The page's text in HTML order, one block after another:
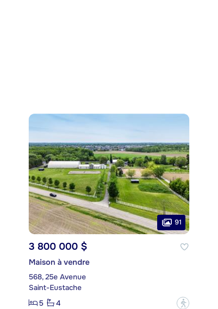
91
3 800 000 $
Maison à vendre
568, 25e Avenue
Saint-Eustache
5
4 ?